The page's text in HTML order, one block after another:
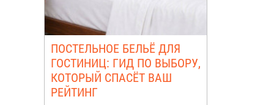
ПОСТЕЛЬНОЕ БЕЛЬЁ ДЛЯ
ГОСТИНИЦ: ГИД ПО ВЫБОРУ,
КОТОРЫЙ СПАСЁТ ВАШ
РЕЙТИНГ